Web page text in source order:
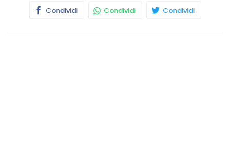
Condividi Condividi Condividi